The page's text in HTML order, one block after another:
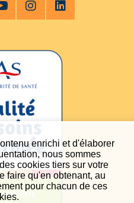
enrichi et d'élaborer
nous sommes
cookies tiers sur votre
faire qu'en obtenant, au
pour chacun de ces